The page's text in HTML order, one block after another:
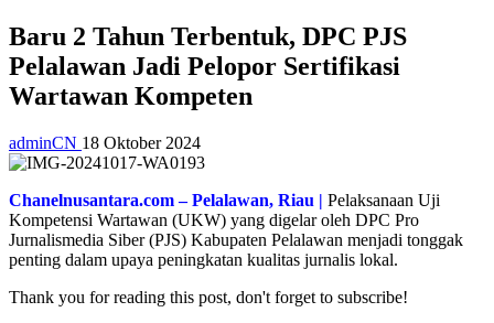
Baru 2 Tahun Terbentuk, DPC PJS
Pelalawan Jadi Pelopor Sertifikasi
Wartawan Kompeten
adminCN 18 Oktober 2024
Chanelnusantara.com – Pelalawan, Riau | Pelaksanaan Uji
Kompetensi Wartawan (UKW) yang digelar oleh DPC Pro
Jurnalismedia Siber (PJS) Kabupaten Pelalawan menjadi tonggak
penting dalam upaya peningkatan kualitas jurnalis lokal.
Thank you for reading this post, don't forget to subscribe!